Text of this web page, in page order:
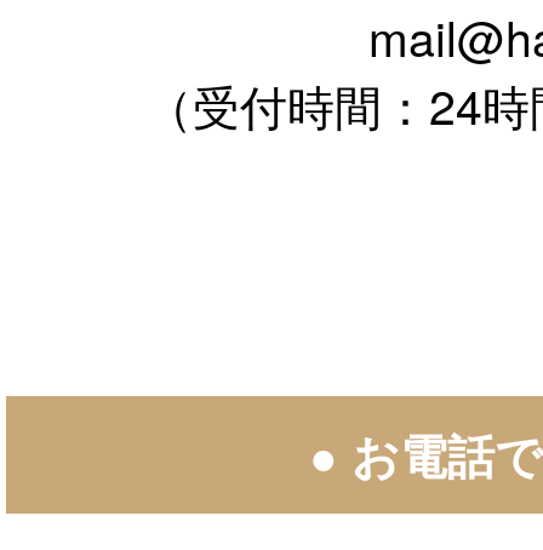
（受付時間：24
● お電話